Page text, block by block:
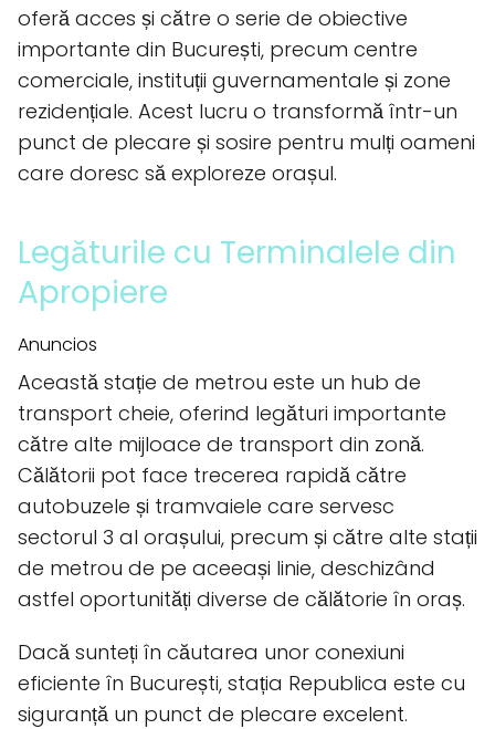
oferă acces și către o serie de obiective
importante din București, precum centre
comerciale, instituții guvernamentale și zone
rezidențiale. Acest lucru o transformă într-un
punct de plecare și sosire pentru mulți oameni
care doresc să exploreze orașul.
Legăturile cu Terminalele din
Apropiere
Anuncios
Această stație de metrou este un hub de
transport cheie, oferind legături importante
către alte mijloace de transport din zonă.
Călătorii pot face trecerea rapidă către
autobuzele și tramvaiele care servesc
sectorul 3 al orașului, precum și către alte stații
de metrou de pe aceeași linie, deschizând
astfel oportunități diverse de călătorie în oraș.
Dacă sunteți în căutarea unor conexiuni
eficiente în București, stația Republica este cu
siguranță un punct de plecare excelent.